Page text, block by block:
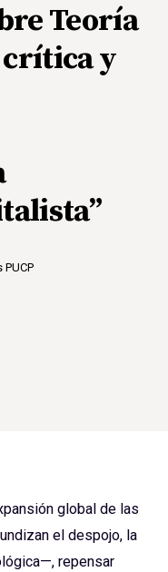
Teoría
crítica y
global de las
el despojo, la
repensar